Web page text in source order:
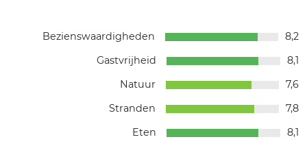
Bezienswaardigheden
8,2
Gastvrijheid
8,1
Natuur
7,6
Stranden
7,8
Eten
8,1